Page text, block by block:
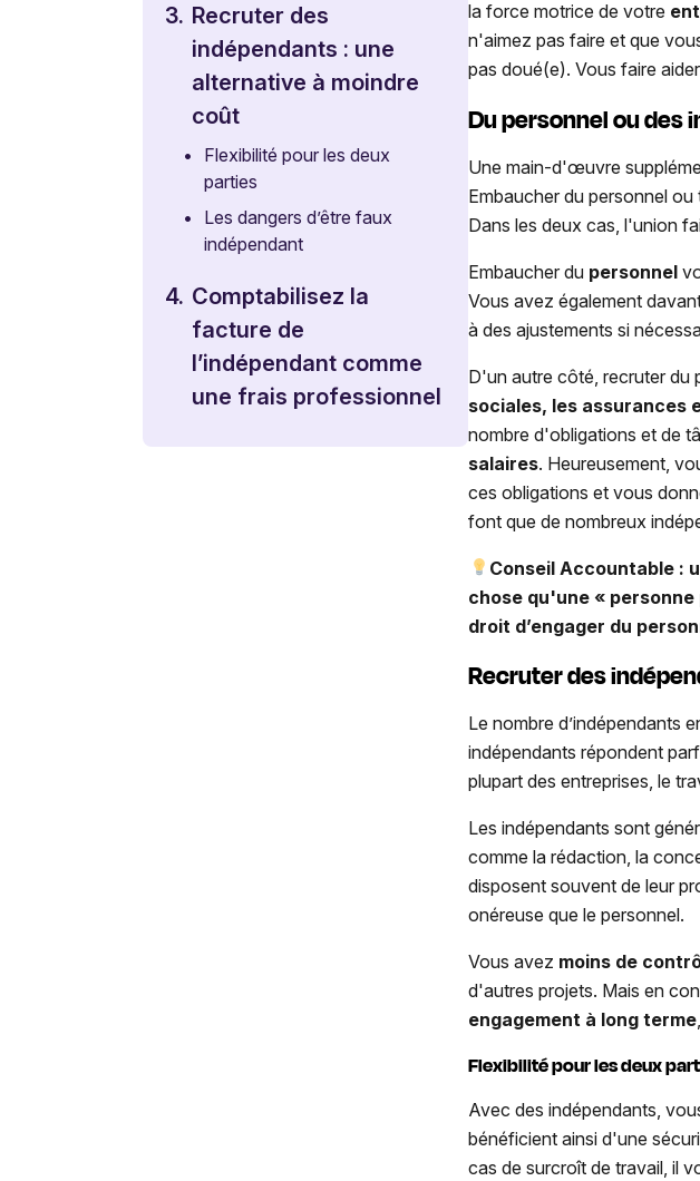
3. Recruter des
indépendants : une
alternative à moindre
coût
•
Flexibilité pour les deux
parties
•
Les dangers d’être faux
indépendant
4. Comptabilisez la
facture de
l’indépendant comme
une frais professionnel
la force motrice de votre
n'aimez pas faire et que
pas doué(e). Vous faire
Du personnel ou des
Une main-d'œuvre
Embaucher du personnel
Dans les deux cas, l'union
Embaucher du personnel
Vous avez également
à des ajustements si
D'un autre côté, recruter du
sociales, les assurances
nombre d'obligations et de
salaires. Heureusement,
ces obligations et vous
font que de nombreux
Conseil Accountable :
chose qu'une «
droit d’engager du
Recruter des
Le nombre d’indépendants
indépendants répondent
plupart des entreprises, le
Les indépendants sont
comme la rédaction, la
disposent souvent de leur
onéreuse que le personnel.
Vous avez moins de
d'autres projets. Mais en
engagement à long terme
Flexibilité pour les deux
Avec des indépendants,
bénéficient ainsi d'une
cas de surcroît de travail, il